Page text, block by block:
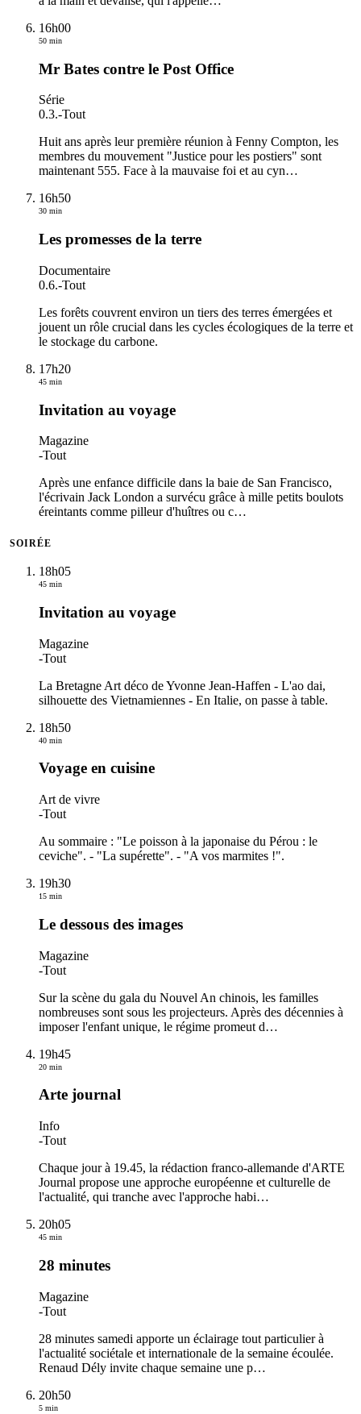
16h00
50 min
Mr Bates contre le Post Office
Série
0.3.-Tout
Huit ans après leur première réunion à Fenny Compton, les
membres du mouvement "Justice pour les postiers" sont
maintenant 555. Face à la mauvaise foi et au cyn…
16h50
30 min
Les promesses de la terre
Documentaire
0.6.-Tout
Les forêts couvrent environ un tiers des terres émergées et
jouent un rôle crucial dans les cycles écologiques de la terre et
le stockage du carbone.
17h20
45 min
Invitation au voyage
Magazine
-Tout
Après une enfance difficile dans la baie de San Francisco,
l'écrivain Jack London a survécu grâce à mille petits boulots
éreintants comme pilleur d'huîtres ou c…
SOIRÉE
18h05
45 min
Invitation au voyage
Magazine
-Tout
La Bretagne Art déco de Yvonne Jean-Haffen - L'ao dai,
silhouette des Vietnamiennes - En Italie, on passe à table.
18h50
40 min
Voyage en cuisine
Art de vivre
-Tout
Au sommaire : "Le poisson à la japonaise du Pérou : le
ceviche". - "La supérette". - "A vos marmites !".
19h30
15 min
Le dessous des images
Magazine
-Tout
Sur la scène du gala du Nouvel An chinois, les familles
nombreuses sont sous les projecteurs. Après des décennies à
imposer l'enfant unique, le régime promeut d…
19h45
20 min
Arte journal
Info
-Tout
Chaque jour à 19.45, la rédaction franco-allemande d'ARTE
Journal propose une approche européenne et culturelle de
l'actualité, qui tranche avec l'approche habi…
20h05
45 min
28 minutes
Magazine
-Tout
28 minutes samedi apporte un éclairage tout particulier à
l'actualité sociétale et internationale de la semaine écoulée.
Renaud Dély invite chaque semaine une p…
20h50
5 min